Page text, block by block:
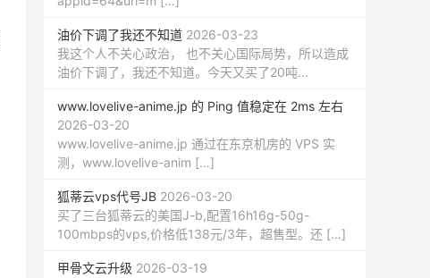
油价下调了我还不知道 2026-03-23
我这个人不关心政治， 也不关心国际局势，所以造成
油价下调了，我还不知道。今天又买了20吨...
www.lovelive-anime.jp 的 Ping 值稳定在 2ms 左右
2026-03-20
www.lovelive-anime.jp 通过在东京机房的 VPS 实
测，www.lovelive-anim […]
狐蒂云vps代号JB 2026-03-20
买了三台狐蒂云的美国J-b,配置16h16g-50g-
100mbps的vps,价格低138元/3年，超售型。还 […]
甲骨文云升级 2026-03-19